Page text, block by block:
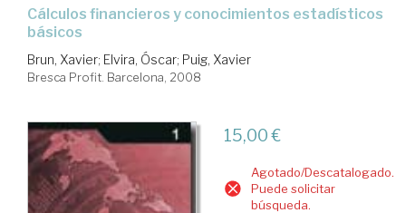
cálculos financieros y conocimientos estadísticos
básicos
Brun, Xavier; Elvira, Óscar; Puig, Xavier
Bresca Profit. Barcelona, 2008
15,00 €
Agotado/Descatalogado.
Puede solicitar
búsqueda.